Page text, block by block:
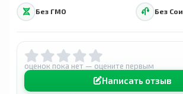
Без ГМО Без Сои
оценок пока нет — оцените первым
Написать отзыв